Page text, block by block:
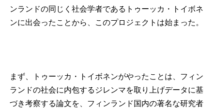
ンランドの同じく社会学者であるトゥーッカ・トイボネ
ンに出会ったことから、このプロジェクトは始まった。
まず、トゥーッカ・トイボネンがやったことは、フィン
ランドの社会に内包するジレンマを取り上げデータに基
づき考察する論文を、フィンランド国内の著名な研究者